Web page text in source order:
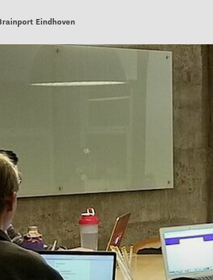
Eindhoven